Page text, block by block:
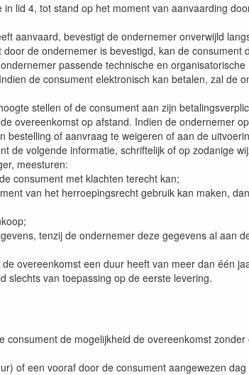
lid 4, tot stand op het moment van aanvaarding
aanvaard, bevestigt de ondernemer onverwijld
de ondernemer is bevestigd, kan de consument
passende technische en
de consument elektronisch kan betalen, zal de
stellen of de consument aan zijn
overeenkomst op afstand. Indien de ondernemer
of aanvraag te weigeren of aan de
de volgende informatie, schriftelijk of op zodanige
meesturen:
consument met klachten terecht kan;
van het herroepingsrecht gebruik kan maken,
tenzij de ondernemer deze gegevens al aan
overeenkomst een duur heeft van meer dan één
slechts van toepassing op de eerste levering.
de mogelijkheid de overeenkomst
of een vooraf door de consument aangewezen